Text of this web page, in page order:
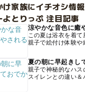
け家族にイチオシ情報
よとりっぷ 注目記事
涼やかな音色に癒
この夏は浴衣を着て
親子で絵付け体験や
夏の朝に早起きし
親子で神秘的なハス
スイレンとの違い＆